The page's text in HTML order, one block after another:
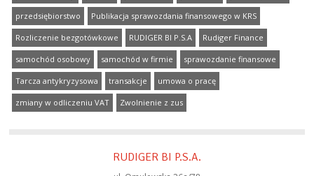
przedsiębiorstwo Publikacja sprawozdania finansowego w KRS
Rozliczenie bezgotówkowe RUDIGER BI P.S.A Rudiger Finance
samochód osobowy samochód w firmie sprawozdanie finansowe
Tarcza antykryzysowa transakcje umowa o pracę
zmiany w odliczeniu VAT Zwolnienie z zus
RUDIGER BI P.S.A.